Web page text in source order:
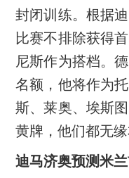
封闭训练。根据
比赛不排除获得
尼斯作为搭档。
名额，他将作为
斯、莱奥、埃斯
黄牌，他们都无缘
迪马济奥预测米兰